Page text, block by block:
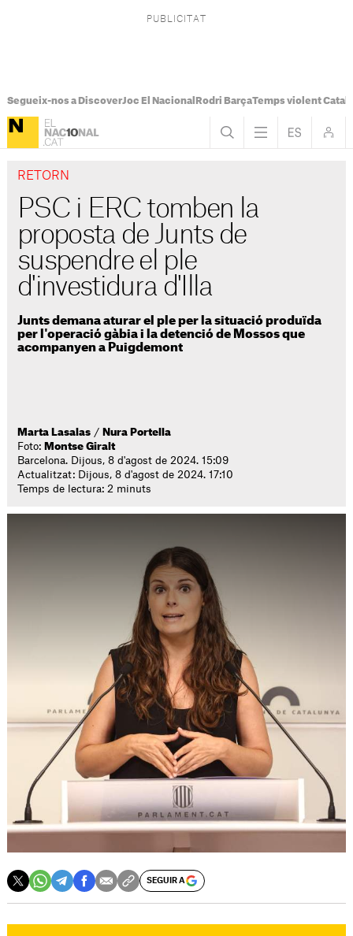
Segueix-nos a DiscoverJoc El Nacional Rodri BarçaTemps violent
RETORN
PSC i ERC tomben la
proposta de Junts de
suspendre el ple
d'investidura d'Illa
Junts demana aturar el ple per la situació produïda
per l'operació gàbia i la detenció de Mossos que
acompanyen a Puigdemont
Marta Lasalas / Nura Portella
Foto: Montse Giralt
Barcelona. Dijous, 8 d'agost de 2024. 15:09
Actualitzat: Dijous, 8 d'agost de 2024. 17:10
Temps de lectura: 2 minuts
SEGUIR A